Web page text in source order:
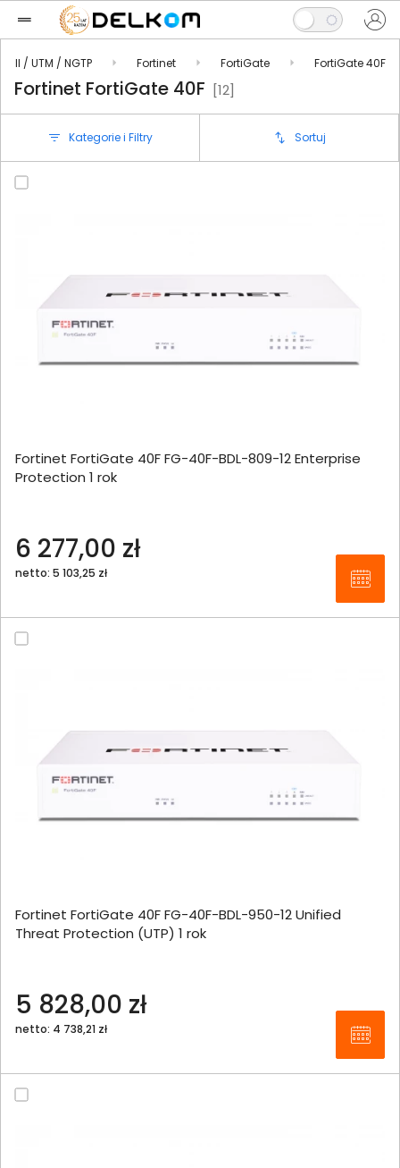
/ UTM / NGTP Fortinet FortiGate FortiGate 40F
Fortinet FortiGate 40F [12]
Kategorie i Filtry Sortuj
Fortinet FortiGate 40F FG-40F-BDL-809-12 Enterprise
Protection 1 rok
6 277,00 zł
netto: 5 103,25 zł
Fortinet FortiGate 40F FG-40F-BDL-950-12 Unified
Threat Protection (UTP) 1 rok
5 828,00 zł
netto: 4 738,21 zł